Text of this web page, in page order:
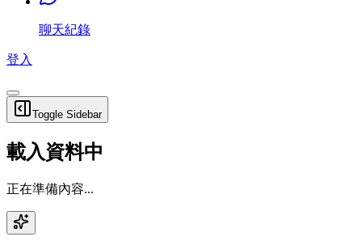
聊天紀錄
登入
Toggle Sidebar
載入資料中
正在準備內容...